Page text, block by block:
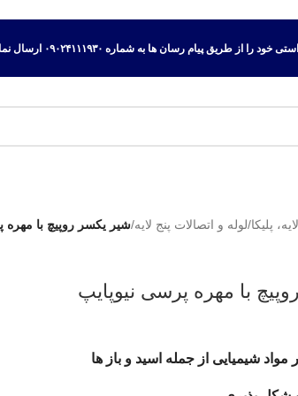
طریق پیام رسان ها به شماره ۰۹۰۲۴۱۱۱۹۳۰ ارسال نمایید.
پلیکا/لوله و اتصالات پنج لایه/شیر یکسر روپیچ با مهره
با مهره پرسی نیوپایپ
مواد شیمیایی از جمله اسید و باز ها